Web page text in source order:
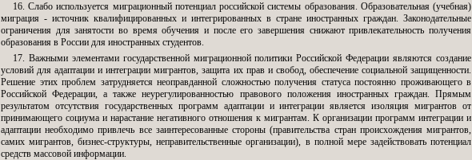
16. Слабо используется миграционный потенциал российской системы образования. Образовательная (учебная)
миграция - источник квалифицированных и интегрированных в стране иностранных граждан. Законодательные
ограничения для занятости во время обучения и после его завершения снижают привлекательность получения
образования в России для иностранных студентов.
17. Важными элементами государственной миграционной политики Российской Федерации являются создание
условий для адаптации и интеграции мигрантов, защита их прав и свобод, обеспечение социальной защищенности.
Решение этих проблем затрудняется неоправданной сложностью получения статуса постоянно проживающего в
Российской Федерации, а также неурегулированностью правового положения иностранных граждан. Прямым
результатом отсутствия государственных программ адаптации и интеграции является изоляция мигрантов от
принимающего социума и нарастание негативного отношения к мигрантам. К организации программ интеграции и
адаптации необходимо привлечь все заинтересованные стороны (правительства стран происхождения мигрантов,
самих мигрантов, бизнес-структуры, неправительственные организации), в полной мере задействовать потенциал
средств массовой информации.